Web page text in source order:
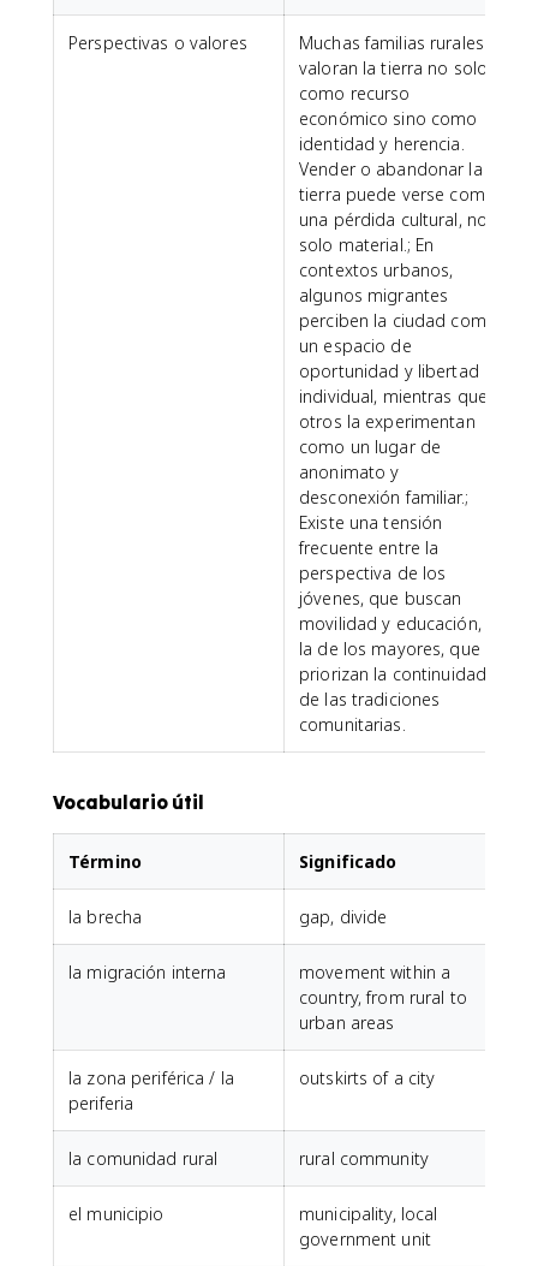
Perspectivas o valores
Muchas familias rurales
valoran la tierra no solo
como recurso
económico sino como
identidad y herencia.
Vender o abandonar la
tierra puede verse como
una pérdida cultural, no
solo material.; En
contextos urbanos,
algunos migrantes
perciben la ciudad como
un espacio de
oportunidad y libertad
individual, mientras que
otros la experimentan
como un lugar de
anonimato y
desconexión familiar.;
Existe una tensión
frecuente entre la
perspectiva de los
jóvenes, que buscan
movilidad y educación, y
la de los mayores, que
priorizan la continuidad
de las tradiciones
comunitarias.
Vocabulario útil
Término Significado
la brecha gap, divide
la migración interna
movement within a
country, from rural to
urban areas
la zona periférica / la
periferia
outskirts of a city
la comunidad rural rural community
el municipio
municipality, local
government unit